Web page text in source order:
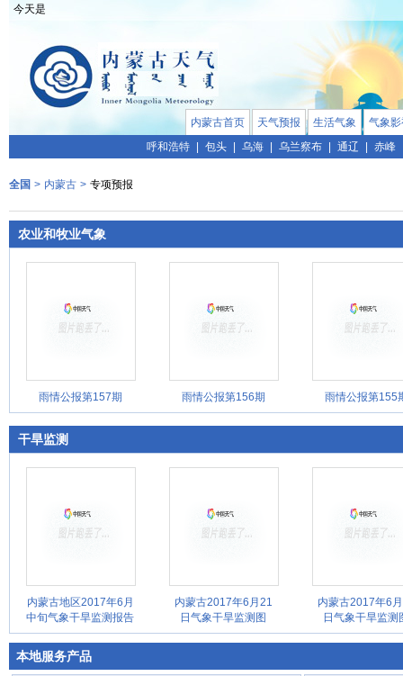
今天是
内蒙古首页 天气预报 生活气象
气象
呼和浩特
包头 乌海 乌兰察布 通辽 赤峰
全国 > 内蒙古 > 专项预报
农业和牧业气象
雨情公报第157期 雨情公报第156期 雨情公报第155
干旱监测
内蒙古地区2017年6月
中旬气象干旱监测报告
内蒙古2017年6月21
日气象干旱监测图
内蒙古2017年6
日气象干旱监测
本地服务产品